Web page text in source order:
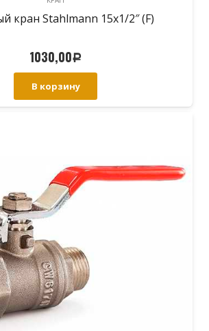
кран Stahlmann 15х1/2″ (F)
1030,00Р
В корзину